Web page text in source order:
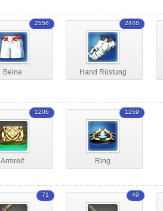
Beine
2556
Hand Rüstung
2448
Armreif
1206
Ring
1259
71 49